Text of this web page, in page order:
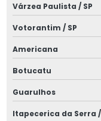
Laudo de termografia
Limpeza de cabine
Manutenção de
Manutenção de
Várzea Paulista / SP
Votorantim / SP
Americana
Botucatu
Guarulhos
Itapecerica da Serra /